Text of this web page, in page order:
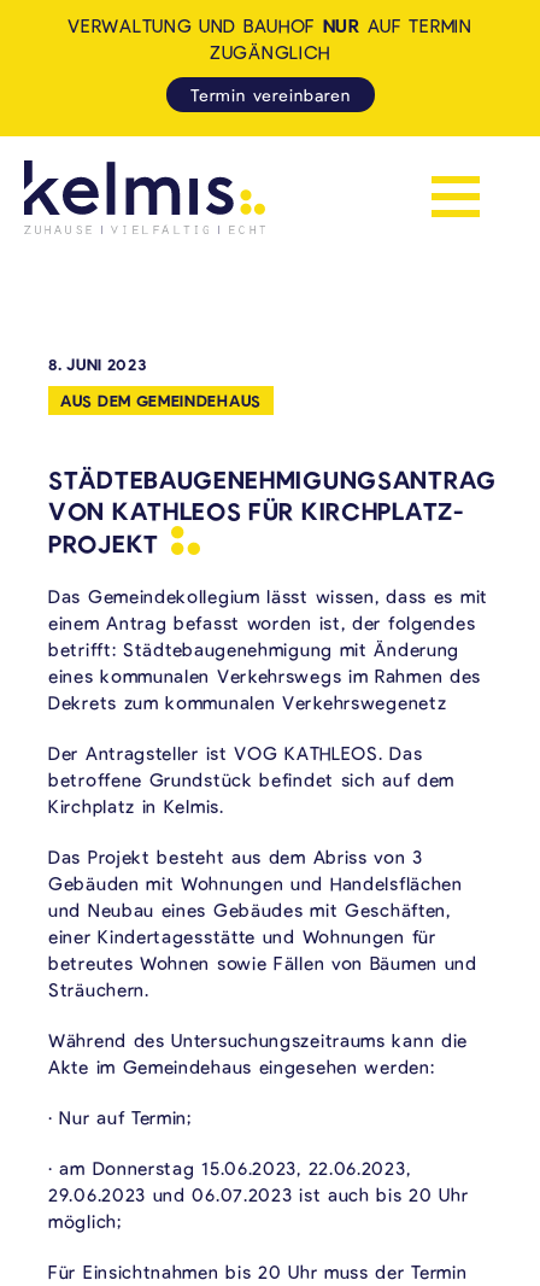
Navigation
VERWALTUNG UND BAUHOF NUR AUF TERMIN
ZUGÄNGLICH
Termin vereinbaren
8. JUNI 2023
AUS DEM GEMEINDEHAUS
STÄDTEBAUGENEHMIGUNGSANTRAG
VON KATHLEOS FÜR KIRCHPLATZ-
PROJEKT
Das Gemeindekollegium lässt wissen, dass es mit
einem Antrag befasst worden ist, der folgendes
betrifft: Städtebaugenehmigung mit Änderung
eines kommunalen Verkehrswegs im Rahmen des
Dekrets zum kommunalen Verkehrswegenetz
Der Antragsteller ist VOG KATHLEOS. Das
betroffene Grundstück befindet sich auf dem
Kirchplatz in Kelmis.
Das Projekt besteht aus dem Abriss von 3
Gebäuden mit Wohnungen und Handelsflächen
und Neubau eines Gebäudes mit Geschäften,
einer Kindertagesstätte und Wohnungen für
betreutes Wohnen sowie Fällen von Bäumen und
Sträuchern.
Während des Untersuchungszeitraums kann die
Akte im Gemeindehaus eingesehen werden:
• Nur auf Termin;
• am Donnerstag 15.06.2023, 22.06.2023,
29.06.2023 und 06.07.2023 ist auch bis 20 Uhr
möglich;
Für Einsichtnahmen bis 20 Uhr muss der Termin